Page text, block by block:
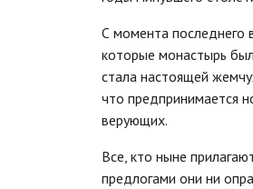
С момента последнего
которые монастырь
стала настоящей
что предпринимается
верующих.
Все, кто ныне
предлогами они ни